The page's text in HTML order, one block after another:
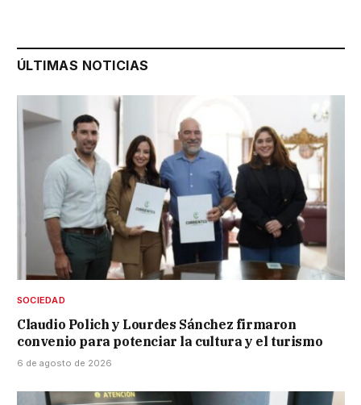
ÚLTIMAS NOTICIAS
SOCIEDAD
Claudio Polich y Lourdes Sánchez firmaron
convenio para potenciar la cultura y el turismo
6 de agosto de 2026